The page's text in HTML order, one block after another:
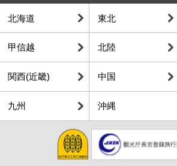
北海道 東北
甲信越 北陸
関西(近畿) 中国
九州 沖縄